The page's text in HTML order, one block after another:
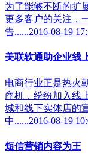
为了能够不断的扩
更多客户的关注，
告......2016-08-19
美联软通助企业线
电商行业正是热火
商机，纷纷加入线
城和线下实体店的
中......2016-08-19
短信营销内容为王